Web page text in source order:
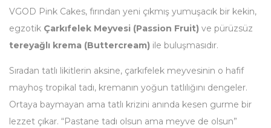
VGOD Pink Cakes, fırından yeni çıkmış yumuşacık bir kekin,
egzotik Çarkıfelek Meyvesi (Passion Fruit) ve pürüzsüz
tereyağlı krema (Buttercream) ile buluşmasıdır.
Sıradan tatlı likitlerin aksine, çarkıfelek meyvesinin o hafif
mayhoş tropikal tadı, kremanın yoğun tatlılığını dengeler.
Ortaya baymayan ama tatlı krizini anında kesen gurme bir
lezzet çıkar. “Pastane tadı olsun ama meyve de olsun”